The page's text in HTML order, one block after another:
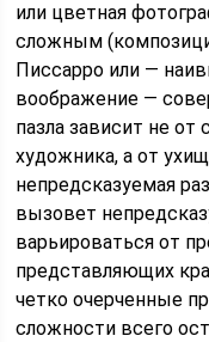
или цветная
сложным
Писсарро или —
воображение —
пазла зависит не
художника, а от
непредсказуемая
вызовет
варьироваться от
представляющих
четко очерченные
сложности всего